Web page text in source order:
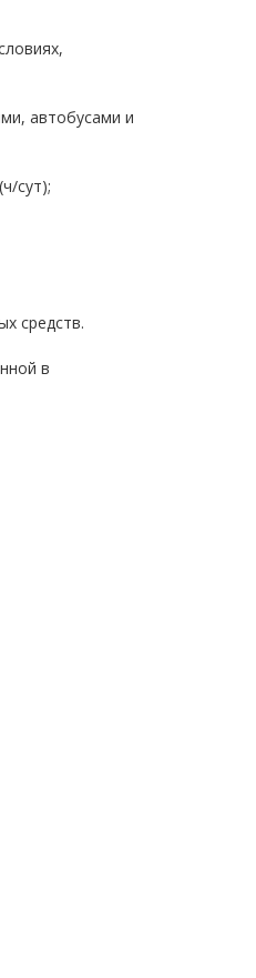
автобусами и
сут);
средств.
в